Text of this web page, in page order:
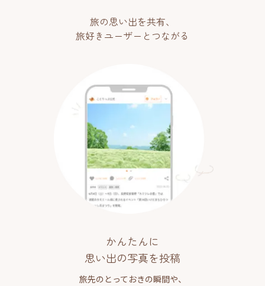
旅の思い出を共有、
旅好きユーザーとつながる
かんたんに
思い出の写真を投稿
旅先のとっておきの瞬間や、